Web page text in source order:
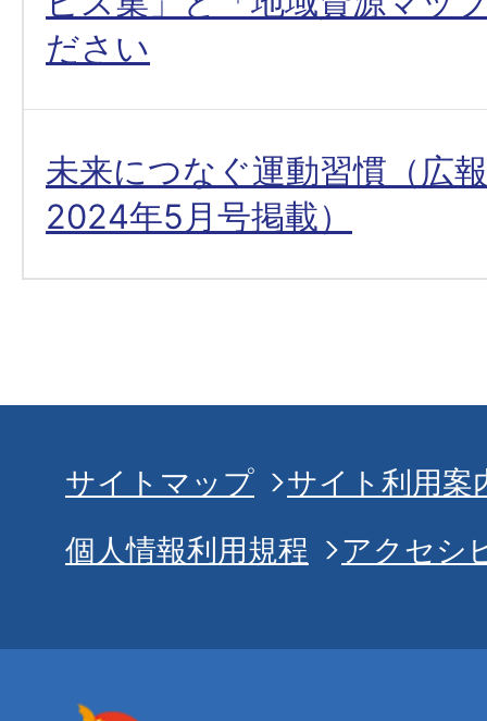
ださい
未来につなぐ運動習慣（広
2024年5月号掲載）
サイトマップ
サイト利用案
個人情報利用規程
アクセシ